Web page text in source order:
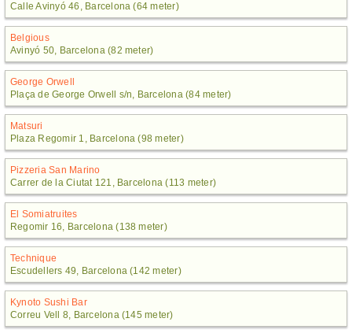
Calle Avinyó 46, Barcelona (64 meter)
Belgious
Avinyó 50, Barcelona (82 meter)
George Orwell
Plaça de George Orwell s/n, Barcelona (84 meter)
Matsuri
Plaza Regomir 1, Barcelona (98 meter)
Pizzeria San Marino
Carrer de la Ciutat 121, Barcelona (113 meter)
El Somiatruites
Regomir 16, Barcelona (138 meter)
Technique
Escudellers 49, Barcelona (142 meter)
Kynoto Sushi Bar
Correu Vell 8, Barcelona (145 meter)